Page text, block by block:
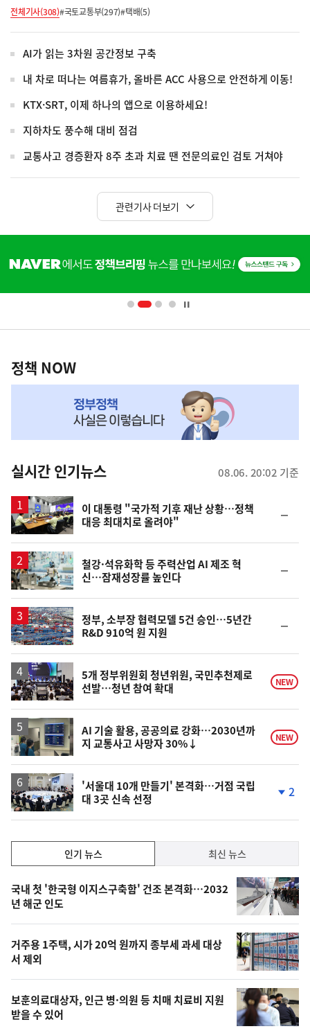
전체기사(308)#국토교통부(297)#택배(5)
AI가 읽는 3차원 공간정보 구축
내 차로 떠나는 여름휴가, 올바른 ACC 사용으로 안전하게 이동!
KTX·SRT, 이제 하나의 앱으로 이용하세요!
지하차도 풍수해 대비 점검
교통사고 경증환자 8주 초과 치료 땐 전문의료인 검토 거쳐야
관련기사 더보기
단
배
영
책
NOW,
뉴
스
정책 NOW
실시간 인기뉴스 08.06. 20:02 기준
이 대통령 "국가적 기후 재난 상황…정책
대응 최대치로 올려야"
일
철강·석유화학 등 주력산업 AI 제조 혁
신…잠재성장률 높인다
일
정부, 소부장 협력모델 5건 승인…5년간
R&D 910억 원 지원
일
5개 정부위원회 청년위원, 국민추천제로
선발…청년 참여 확대
NEW
AI 기술 활용, 공공의료 강화…2030년까
지 교통사고 사망자 30%↓
NEW
'서울대 10개 만들기' 본격화…거점 국립
대 3곳 신속 선정
계
락
2
기,
최
신,
오
늘
의
영
상
인기 뉴스 최신 뉴스
기
뉴
스
국내 첫 '한국형 이지스구축함' 건조 본격화…2032
년 해군 인도
거주용 1주택, 시가 20억 원까지 종부세 과세 대상
서 제외
보훈의료대상자, 인근 병·의원 등 치매 치료비 지원
받을 수 있어